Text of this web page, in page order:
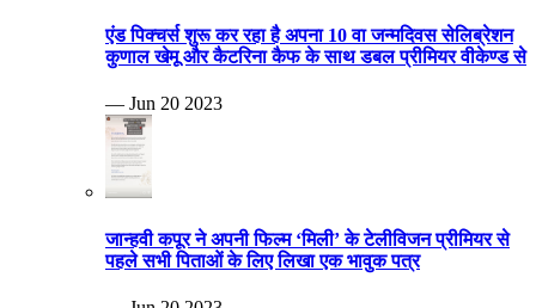
एंड पिक्चर्स शुरू कर रहा है अपना 10 वा जन्मदिवस सेलिब्रेशन
कुणाल खेमू और कैटरिना कैफ के साथ डबल प्रीमियर वीकेण्ड से
— Jun 20 2023
जान्हवी कपूर ने अपनी फिल्म ‘मिली’ के टेलीविजन प्रीमियर से
पहले सभी पिताओं के लिए लिखा एक भावुक पत्र